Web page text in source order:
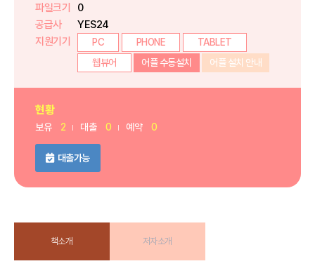
파일크기
0
공급사
YES24
지원기기
PC PHONE
TABLET
웹뷰어
어플 수동설치 어플 설치 안내
현황
보유 2 대출 0 예약 0
대출가능
책소개 저자소개